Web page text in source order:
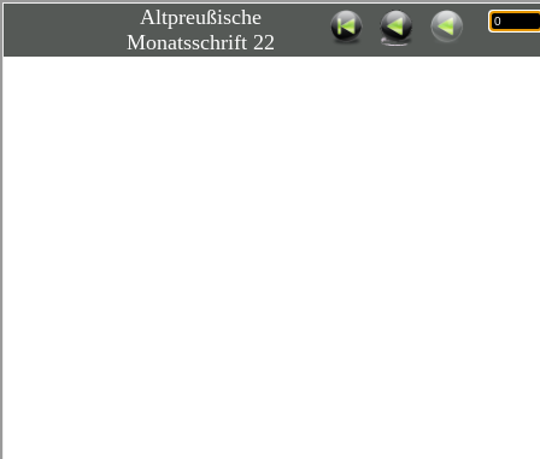
Altpreußische
Monatsschrift 22